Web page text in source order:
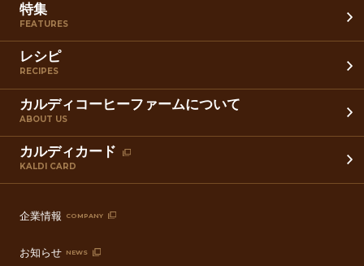
特集
FEATURES
レシピ
RECIPES
カルディコーヒーファームについて
ABOUT US
カルディカード
KALDI CARD
企業情報 COMPANY
お知らせ NEWS